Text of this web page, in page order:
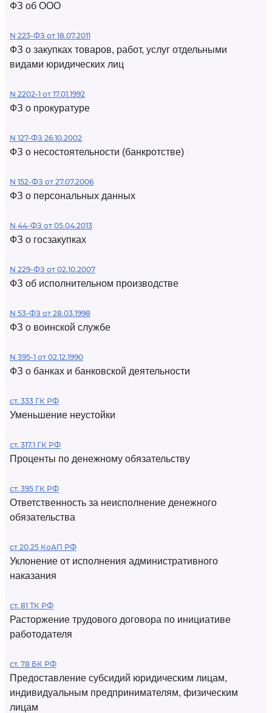
ФЗ об ООО
N 223-ФЗ от 18.07.2011
ФЗ о закупках товаров, работ, услуг отдельными
видами юридических лиц
N 2202-1 от 17.01.1992
ФЗ о прокуратуре
N 127-ФЗ 26.10.2002
ФЗ о несостоятельности (банкротстве)
N 152-ФЗ от 27.07.2006
ФЗ о персональных данных
N 44-ФЗ от 05.04.2013
ФЗ о госзакупках
N 229-ФЗ от 02.10.2007
ФЗ об исполнительном производстве
N 53-ФЗ от 28.03.1998
ФЗ о воинской службе
N 395-1 от 02.12.1990
ФЗ о банках и банковской деятельности
ст. 333 ГК РФ
Уменьшение неустойки
ст. 317.1 ГК РФ
Проценты по денежному обязательству
ст. 395 ГК РФ
Ответственность за неисполнение денежного
обязательства
ст 20.25 КоАП РФ
Уклонение от исполнения административного
наказания
ст. 81 ТК РФ
Расторжение трудового договора по инициативе
работодателя
ст. 78 БК РФ
Предоставление субсидий юридическим лицам,
индивидуальным предпринимателям, физическим
лицам